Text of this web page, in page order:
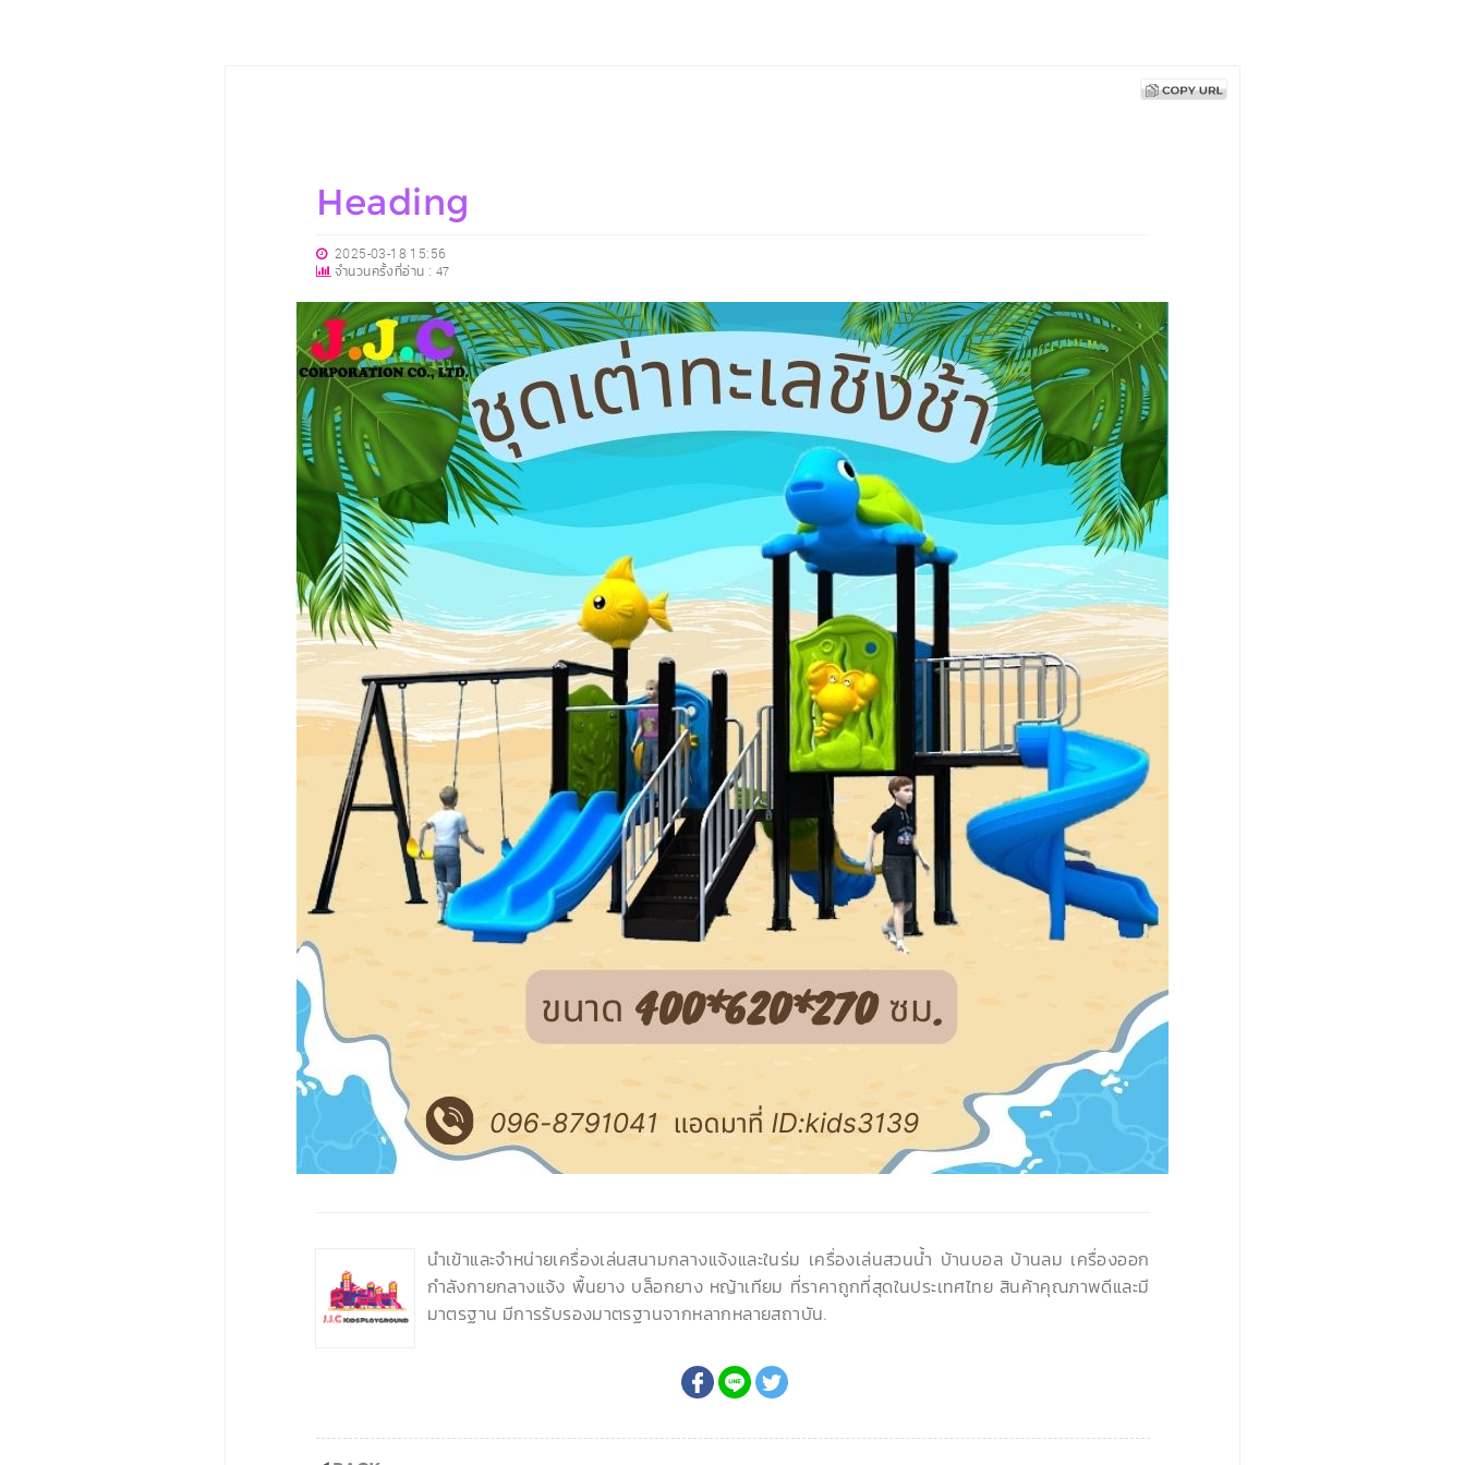
Heading
2025-03-18 15:56
จำนวนครั้งที่อ่าน : 47
นำเข้าและจำหน่ายเครื่องเล่นสนามกลางแจ้งและในร่ม เครื่องเล่นสวนน้ำ บ้านบอล บ้านลม เครื่องออก
กำลังกายกลางแจ้ง พื้นยาง บล็อกยาง หญ้าเทียม ที่ราคาถูกที่สุดในประเทศไทย สินค้าคุณภาพดีและมี
มาตรฐาน มีการรับรองมาตรฐานจากหลากหลายสถาบัน.